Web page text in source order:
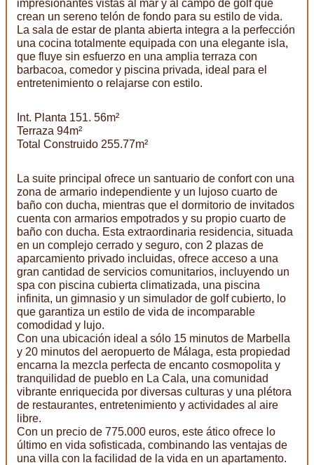
impresionantes vistas al mar y al campo de golf que
crean un sereno telón de fondo para su estilo de vida.
La sala de estar de planta abierta integra a la perfección
una cocina totalmente equipada con una elegante isla,
que fluye sin esfuerzo en una amplia terraza con
barbacoa, comedor y piscina privada, ideal para el
entretenimiento o relajarse con estilo.
Int. Planta 151. 56m²
Terraza 94m²
Total Construido 255.77m²
La suite principal ofrece un santuario de confort con una
zona de armario independiente y un lujoso cuarto de
baño con ducha, mientras que el dormitorio de invitados
cuenta con armarios empotrados y su propio cuarto de
baño con ducha. Esta extraordinaria residencia, situada
en un complejo cerrado y seguro, con 2 plazas de
aparcamiento privado incluidas, ofrece acceso a una
gran cantidad de servicios comunitarios, incluyendo un
spa con piscina cubierta climatizada, una piscina
infinita, un gimnasio y un simulador de golf cubierto, lo
que garantiza un estilo de vida de incomparable
comodidad y lujo.
Con una ubicación ideal a sólo 15 minutos de Marbella
y 20 minutos del aeropuerto de Málaga, esta propiedad
encarna la mezcla perfecta de encanto cosmopolita y
tranquilidad de pueblo en La Cala, una comunidad
vibrante enriquecida por diversas culturas y una plétora
de restaurantes, entretenimiento y actividades al aire
libre.
Con un precio de 775.000 euros, este ático ofrece lo
último en vida sofisticada, combinando las ventajas de
una villa con la facilidad de la vida en un apartamento.